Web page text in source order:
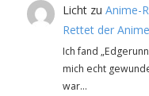
Licht zuAnime-
Rettet der
Ich fand
mich echt
war…